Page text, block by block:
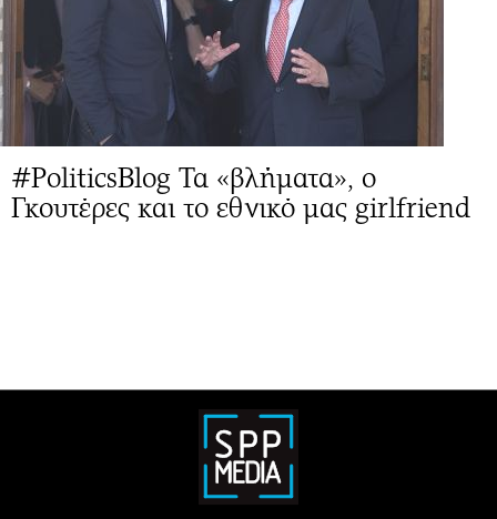
#PoliticsBlog Τα «βλήματα», ο
Γκουτέρες και το εθνικό μας girlfriend